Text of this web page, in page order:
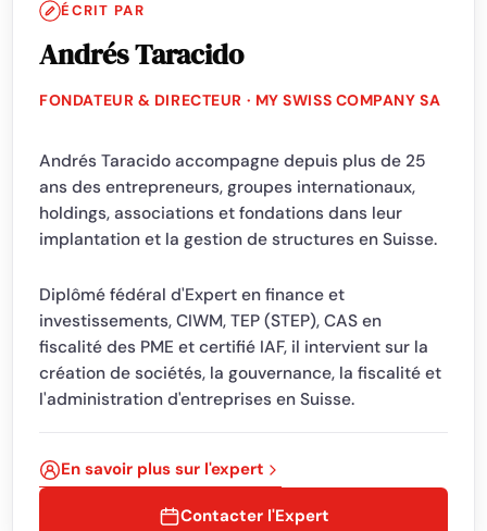
ÉCRIT PAR
Andrés Taracido
FONDATEUR & DIRECTEUR · MY SWISS COMPANY SA
Andrés Taracido accompagne depuis plus de 25
ans des entrepreneurs, groupes internationaux,
holdings, associations et fondations dans leur
implantation et la gestion de structures en Suisse.
Diplômé fédéral d'Expert en finance et
investissements, CIWM, TEP (STEP), CAS en
fiscalité des PME et certifié IAF, il intervient sur la
création de sociétés, la gouvernance, la fiscalité et
l'administration d'entreprises en Suisse.
En savoir plus sur l'expert
Contacter l'Expert